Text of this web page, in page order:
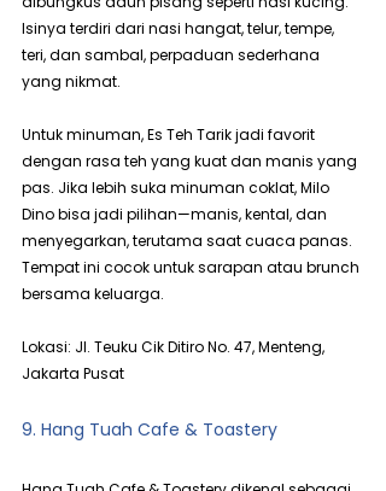
Isinya terdiri dari nasi hangat, telur, tempe,
teri, dan sambal, perpaduan sederhana
yang nikmat.
Untuk minuman, Es Teh Tarik jadi favorit
dengan rasa teh yang kuat dan manis yang
pas. Jika lebih suka minuman coklat, Milo
Dino bisa jadi pilihan—manis, kental, dan
menyegarkan, terutama saat cuaca panas.
Tempat ini cocok untuk sarapan atau brunch
bersama keluarga.
Lokasi: Jl. Teuku Cik Ditiro No. 47, Menteng,
Jakarta Pusat
9. Hang Tuah Cafe & Toastery